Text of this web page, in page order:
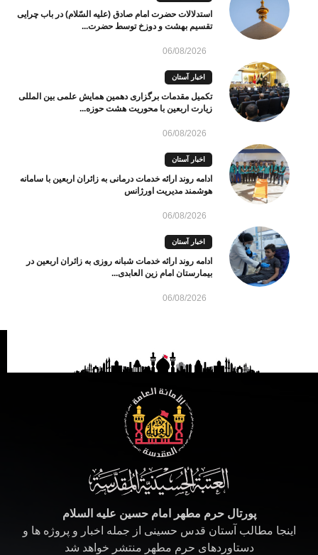
استدلالات حضرت امام صادق (علیه السّلام) در باب چرایی
تقسیم بهشت و دوزخ توسط حضرت...
06/08/2026
اخبار آستان
تکمیل مقدمات برگزاری دهمین همایش علمی بین المللی
زیارت اربعین با محوریت هشت حوزه...
06/08/2026
اخبار آستان
ادامه روند ارائه خدمات درمانی به زائران اربعین با سامانه
هوشمند مدیریت اورژانس
06/08/2026
اخبار آستان
ادامه روند ارائه خدمات شبانه روزی به زائران اربعین در
بیمارستان امام زین العابدی...
06/08/2026
پورتال حرم مطهر امام حسین علیه السلام
اینجا مطالب آستان قدس حسینی از جمله اخبار و پروژه ها و
دستاوردهای حرم مطهر منتشر خواهد شد